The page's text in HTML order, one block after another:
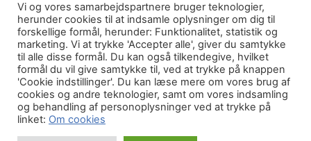
Facebook
Instagram
Janus La Cours Gade 12 / 8000 Aarhus C / CVR: 44108690 /
Scantrade ApS
Vi og vores samarbejdspartnere bruger teknologier,
herunder cookies til at indsamle oplysninger om dig til
forskellige formål, herunder: Funktionalitet, statistik og
marketing. Vi at trykke 'Accepter alle', giver du samtykke
til alle disse formål. Du kan også tilkendegive, hvilket
formål du vil give samtykke til, ved at trykke på knappen
'Cookie indstillinger'. Du kan læse mere om vores brug af
cookies og andre teknologier, samt om vores indsamling
og behandling af personoplysninger ved at trykke på
linket: Om cookies